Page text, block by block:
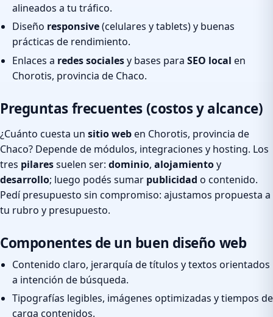
alineados a tu tráfico.
Diseño responsive(celulares y tablets) y buenas
prácticas de rendimiento.
Enlaces a redes socialesy bases para SEO local en
Chorotis, provincia de Chaco.
Preguntas frecuentes (costos y alcance)
¿Cuánto cuesta un sitio weben Chorotis, provincia de
Chaco? Depende de módulos, integraciones y hosting. Los
tres pilaressuelen ser: dominio, alojamientoy
desarrollo; luego podés sumar publicidad o contenido.
Pedí presupuesto sin compromiso: ajustamos propuesta a
tu rubro y presupuesto.
Componentes de un buen diseño web
Contenido claro, jerarquía de títulos y textos orientados
a intención de búsqueda.
Tipografías legibles, imágenes optimizadas y tiempos de
carga contenidos.